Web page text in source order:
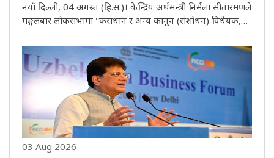
नयाँ दिल्ली, 04 अगस्त (हि.स.)। केन्द्रिय अर्थमन्त्री निर्मला सीतारमणले
मङ्गलबार लोकसभामा ''कराधान र अन्य कानून (संशोधन) विधेयक,
2026'' पेश गरिन्। लोकसभामा कराधान र अन्य कानून (संशोधन)
विधेयक, 2026 पेश गर्दै अर्थमन्त्रीले सदनलाई यो कानून भुक्तानी..
03 Aug 2026